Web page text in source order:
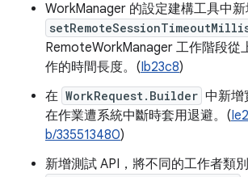
WorkManager 的設定建構工具中新
RemoteWorkManager 工作階段從
作的時間長度。(Ib23c8)
在 WorkRequest.Builder 中新增
在作業遭系統中斷時套用退避。(
b/335513480)
新增測試 API，將不同的工作者類